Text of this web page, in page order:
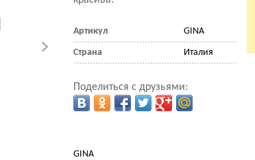
Артикул GINA
Страна Италия
Поделиться с друзьями:
GINA